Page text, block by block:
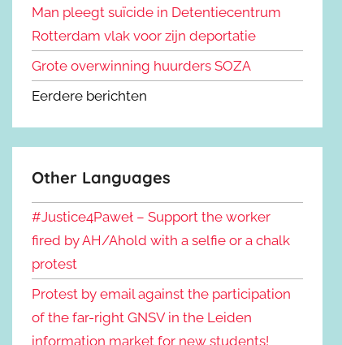
Man pleegt suïcide in Detentiecentrum
Rotterdam vlak voor zijn deportatie
Grote overwinning huurders SOZA
Eerdere berichten
Other Languages
#Justice4Paweł – Support the worker
fired by AH/Ahold with a selfie or a chalk
protest
Protest by email against the participation
of the far-right GNSV in the Leiden
information market for new students!